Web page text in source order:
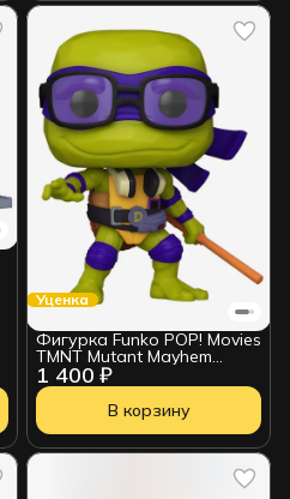
Уценка
1 400 ₽
Фигурка Funko POP! Movies
TMNT Mutant Mayhem
Donatello (1394) 7233
УЦЕНКА
В корзину